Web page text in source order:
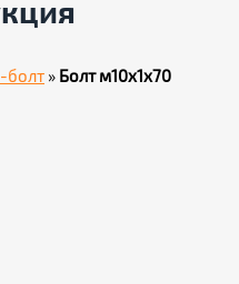
болт » Болт м10х1х70